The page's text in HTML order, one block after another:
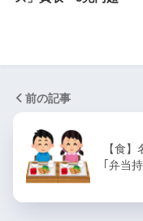
前の記事
【食
｢弁当